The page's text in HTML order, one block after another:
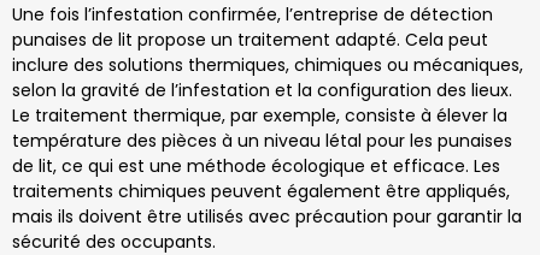
Une fois l’infestation confirmée, l’entreprise de détection
punaises de lit propose un traitement adapté. Cela peut
inclure des solutions thermiques, chimiques ou mécaniques,
selon la gravité de l’infestation et la configuration des lieux.
Le traitement thermique, par exemple, consiste à élever la
température des pièces à un niveau létal pour les punaises
de lit, ce qui est une méthode écologique et efficace. Les
traitements chimiques peuvent également être appliqués,
mais ils doivent être utilisés avec précaution pour garantir la
sécurité des occupants.